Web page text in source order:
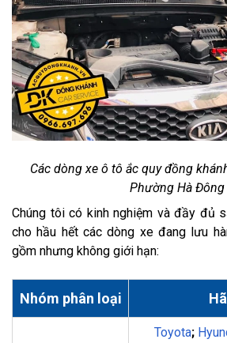
Các dòng xe ô tô ắc quy đồng
Phường Hà Đông
Chúng tôi có kinh nghiệm và đầy đủ
cho hầu hết các dòng xe đang lưu
gồm nhưng không giới hạn:
Nhóm phân loại
Toyota;